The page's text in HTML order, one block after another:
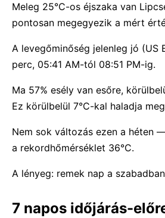
Meleg 25°C-os éjszaka van
pontosan megegyezik a mért
A levegőminőség jelenleg jó (US
perc, 05:41 AM-tól 08:51 PM-ig.
Ma 57% esély van esőre,
Ez körülbelül 7°C-kal haladja
Nem sok változás ezen a héten
a rekordhőmérséklet 36°C.
A lényeg: remek nap a
7 napos időjárás-